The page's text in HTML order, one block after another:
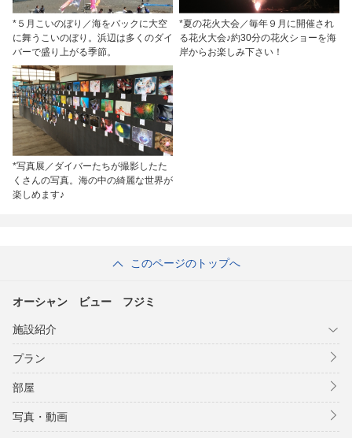
*５月こいのぼり／海をバックに大空
に舞うこいのぼり。浜辺は多くのダイ
バーで盛り上がる季節。
*夏の花火大会／毎年９月に開催され
る花火大会♪約30分の花火ショーを海
岸からお楽しみ下さい！
*写真展／ダイバーたちが撮影したた
くさんの写真。海の中の綺麗な世界が
楽しめます♪
このページのトップへ
オーシャン ビュー フジミ
施設紹介
プラン
部屋
写真・動画